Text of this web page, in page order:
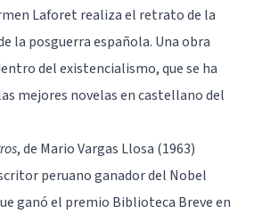
Laforet realiza el retrato de la
la posguerra española. Una obra
del existencialismo, que se ha
mejores novelas en castellano del
, de Mario Vargas Llosa (1963)
peruano ganador del Nobel
ganó el premio Biblioteca Breve en